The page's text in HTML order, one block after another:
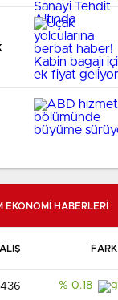
EKONOMİ HABERLERİ
ALIŞ FARK
% 0.18